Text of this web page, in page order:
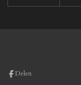
Delen